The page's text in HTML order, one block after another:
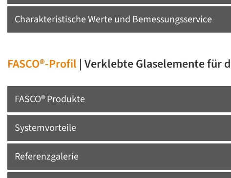
Charakteristische Werte und Bemessungsservice
FASCO®-Profil | Verklebte Glaselemente für
FASCO® Produkte
Systemvorteile
Referenzgalerie